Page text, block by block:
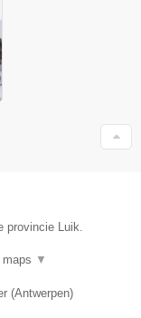
provincie Luik.
▼
(Antwerpen)